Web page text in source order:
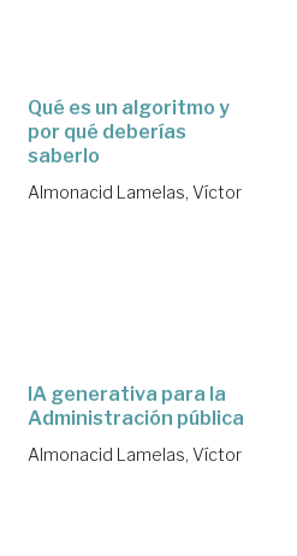
Qué es un algoritmo y
por qué deberías
saberlo
Almonacid Lamelas, Víctor
IA generativa para la
Administración pública
Almonacid Lamelas, Víctor